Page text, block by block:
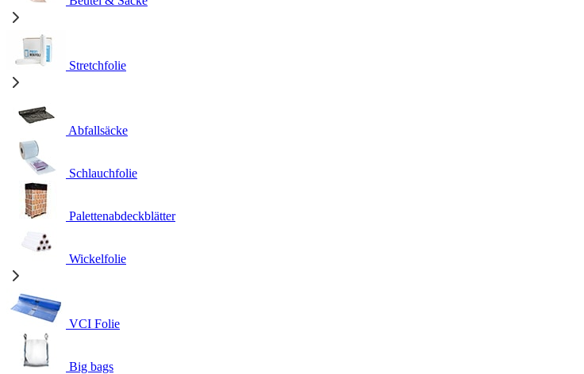
Stretchfolie
Abfallsäcke
Schlauchfolie
Palettenabdeckblätter
Wickelfolie
VCI Folie
Big bags